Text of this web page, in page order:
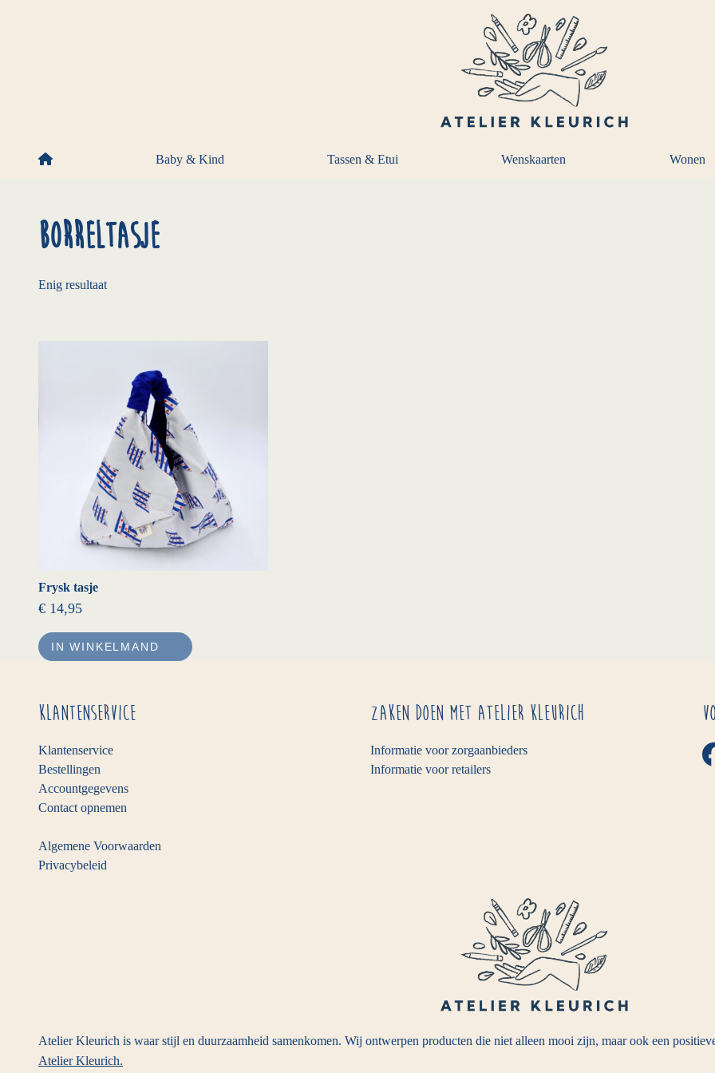
Baby & Kind Tassen & Etui Wenskaarten Wonen
Borreltasje
Enig resultaat
Frysk tasje
€ 14,95
IN WINKELMAND
Klantenservice
Klantenservice
Bestellingen
Accountgegevens
Contact opnemen
Algemene Voorwaarden
Privacybeleid
Zaken doen met Atelier Kleurich
Informatie voor zorgaanbieders
Informatie voor retailers
Atelier Kleurich is waar stijl en duurzaamheid samenkomen. Wij ontwerpen producten die niet alleen mooi zijn, maar ook een
Atelier Kleurich.